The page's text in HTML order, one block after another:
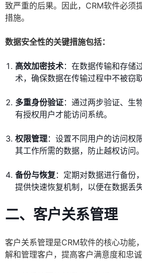
致严重的后果。因此，CRM软件必须
措施。
数据安全性的关键措施包括：
高效加密技术：在数据传输和存储
术，确保数据在传输过程中不被窃
多重身份验证：通过两步验证、生
有授权用户才能访问系统。
权限管理：设置不同用户的访问权
其工作所需的数据，防止越权访问。
备份与恢复 ：定期对数据进行备份
提供快速恢复机制，以便在数据丢
二、客户关系管理
客户关系管理是CRM软件的核心功能
解和管理客户，提高客户满意度和忠诚